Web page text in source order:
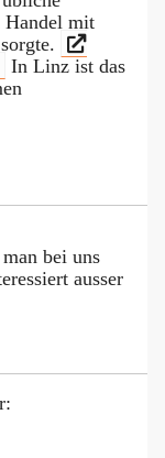
Handel mit
In Linz ist das
bei uns
ausser